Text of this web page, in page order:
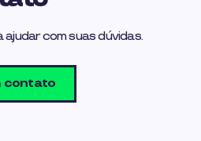
com suas dúvidas.
contato